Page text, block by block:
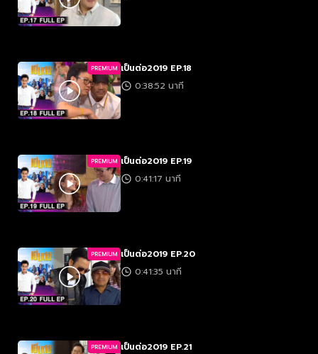
PREMIUM เป็นต่อ2019 EP.18
0:38:52 นาที
PREMIUM เป็นต่อ2019 EP.19
0:41:17 นาที
PREMIUM เป็นต่อ2019 EP.20
0:41:35 นาที
PREMIUM เป็นต่อ2019 EP.21